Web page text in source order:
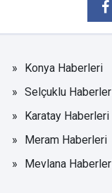
Konya Haberleri
Selçuklu
Karatay Haberleri
Meram Haberleri
Mevlana